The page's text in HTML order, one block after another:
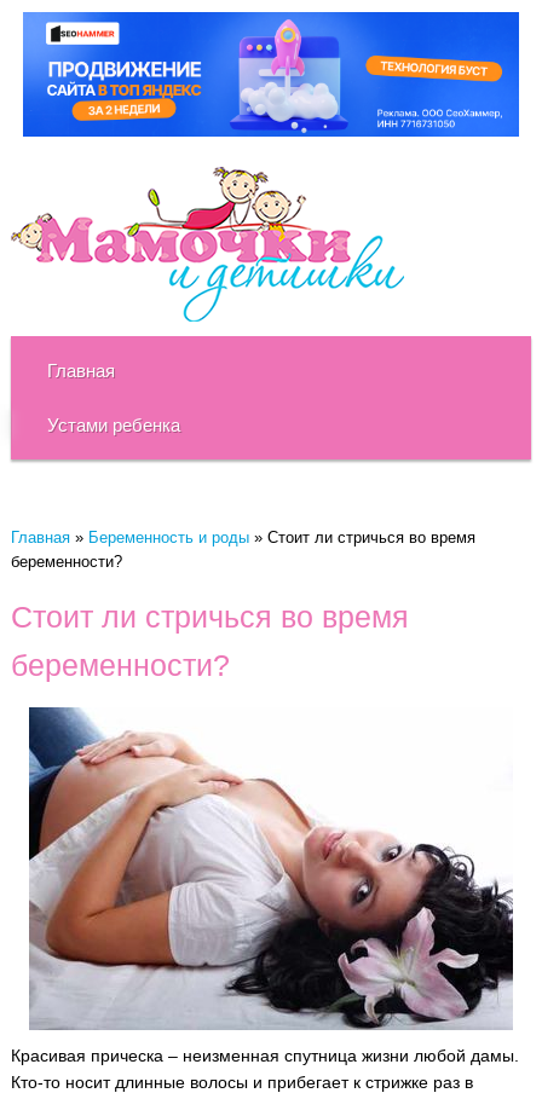
Главная
Устами ребенка
Главная» Беременность и роды» Стоит ли стричься во время
беременности?
Стоит ли стричься во время
беременности?
Красивая прическа – неизменная спутница жизни любой дамы.
Кто-то носит длинные волосы и прибегает к стрижке раз в